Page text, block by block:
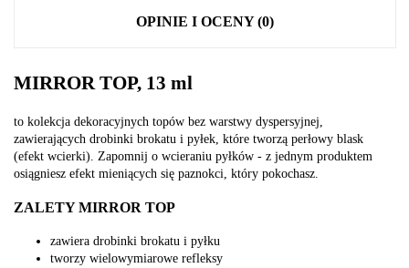
OPINIE I OCENY (0)
MIRROR TOP, 13 ml
to kolekcja dekoracyjnych topów bez warstwy dyspersyjnej,
zawierających drobinki brokatu i pyłek, które tworzą perłowy blask
(efekt wcierki). Zapomnij o wcieraniu pyłków - z jednym produktem
osiągniesz efekt mieniących się paznokci, który pokochasz.
ZALETY MIRROR TOP
zawiera drobinki brokatu i pyłku
tworzy wielowymiarowe refleksy